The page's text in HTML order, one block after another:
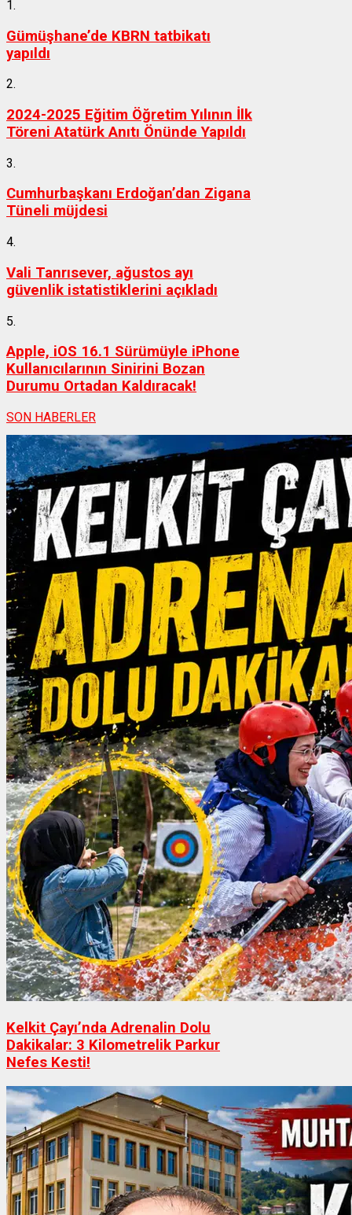
1.
Gümüşhane’de KBRN tatbikatı
yapıldı
2.
2024-2025 Eğitim Öğretim Yılının İlk
Töreni Atatürk Anıtı Önünde Yapıldı
3.
Cumhurbaşkanı Erdoğan’dan Zigana
Tüneli müjdesi
4.
Vali Tanrısever, ağustos ayı
güvenlik istatistiklerini açıkladı
5.
Apple, iOS 16.1 Sürümüyle iPhone
Kullanıcılarının Sinirini Bozan
Durumu Ortadan Kaldıracak!
SON HABERLER
Kelkit Çayı’nda Adrenalin Dolu
Dakikalar: 3 Kilometrelik Parkur
Nefes Kesti!